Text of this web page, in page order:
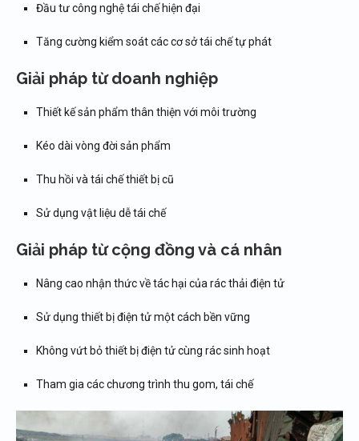
Đầu tư công nghệ tái chế hiện đại
Tăng cường kiểm soát các cơ sở tái chế tự phát
Giải pháp từ doanh nghiệp
Thiết kế sản phẩm thân thiện với môi trường
Kéo dài vòng đời sản phẩm
Thu hồi và tái chế thiết bị cũ
Sử dụng vật liệu dễ tái chế
Giải pháp từ cộng đồng và cá nhân
Nâng cao nhận thức về tác hại của rác thải điện tử
Sử dụng thiết bị điện tử một cách bền vững
Không vứt bỏ thiết bị điện tử cùng rác sinh hoạt
Tham gia các chương trình thu gom, tái chế